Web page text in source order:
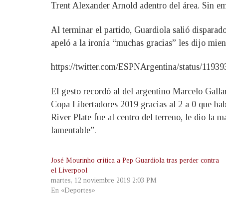
Trent Alexander Arnold adentro del área. Sin
Al terminar el partido, Guardiola salió
apeló a la ironía “muchas gracias” les dijo
https://twitter.com/ESPNArgentina/status/
El gesto recordó al del argentino Marcelo
Copa Libertadores 2019 gracias al 2 a 0 que
River Plate fue al centro del terreno, le dio la
lamentable”.
José Mourinho crítica a Pep Guardiola tras perder contra
el Liverpool
martes, 12 noviembre 2019 2:03 PM
En «Deportes»